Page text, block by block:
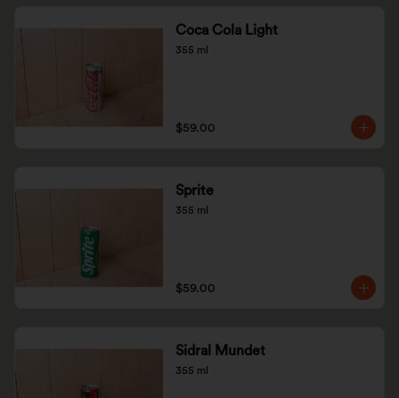
Coca Cola Light
355 ml
$59.00
Sprite
355 ml
$59.00
Sidral Mundet
355 ml